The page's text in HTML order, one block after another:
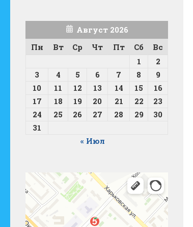
Август 2026
Пн
Вт Ср Чт Пт Сб
Вс
1
2
3
4 5 6 7 8
9
10
11 12 13 14 15
16
17
18 19 20 21 22
23
24
25 26 27 28 29
30
31
« Июл